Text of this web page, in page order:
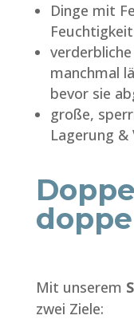
Dinge mit
manchmal
bevor sie
große,
Lagerung &
Mit unserem
zwei Ziele: